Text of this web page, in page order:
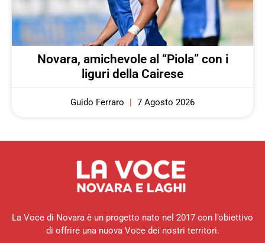
Novara, amichevole al “Piola” con i
liguri della Cairese
Guido Ferraro 7 Agosto 2026
La Voce di Novara è un progetto nato nel 2017 con l’obiettivo
di offrire una nuova Voce dei nostri territori.